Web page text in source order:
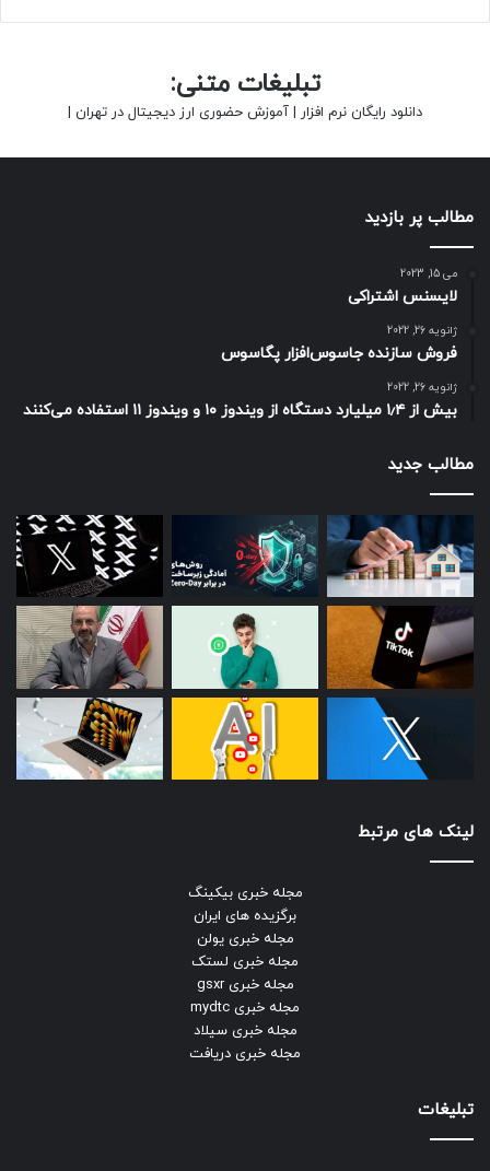
تبلیغات متنی:
دانلود رایگان نرم افزار | آموزش حضوری ارز دیجیتال در تهران |
مطالب پر بازدید
می 15, 2023
لایسنس اشتراکی
ژانویه 26, 2022
فروش سازنده جاسوس‌افزار پگاسوس
ژانویه 26, 2022
بیش از ۱٫۴ میلیارد دستگاه از ویندوز ۱۰ و ویندوز ۱۱ استفاده می‌کنند
مطالب جدید
لینک های مرتبط
مجله خبری بیکینگ
برگزیده های ایران
مجله خبری یولن
مجله خبری لستک
مجله خبری gsxr
مجله خبری mydtc
مجله خبری سیلاد
مجله خبری دریافت
تبلیغات